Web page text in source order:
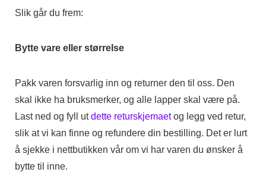
Slik går du frem:
Bytte vare eller størrelse
Pakk varen forsvarlig inn og returner den til oss. Den
skal ikke ha bruksmerker, og alle lapper skal være på.
Last ned og fyll utdette returskjemaetog legg ved retur,
slik at vi kan finne og refundere din bestilling. Det er lurt
å sjekke i nettbutikken vår om vi har varen du ønsker å
bytte til inne.